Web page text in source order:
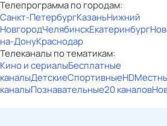
Телепрограмма по городам:
Санкт-ПетербургКазаньНижний
НовгородЧелябинскЕкатеринбург
на-ДонуКраснодар
Телеканалы по тематикам:
Кино и сериалыБесплатные
каналыДетскиеСпортивныеHD
каналыПознавательные20 каналов